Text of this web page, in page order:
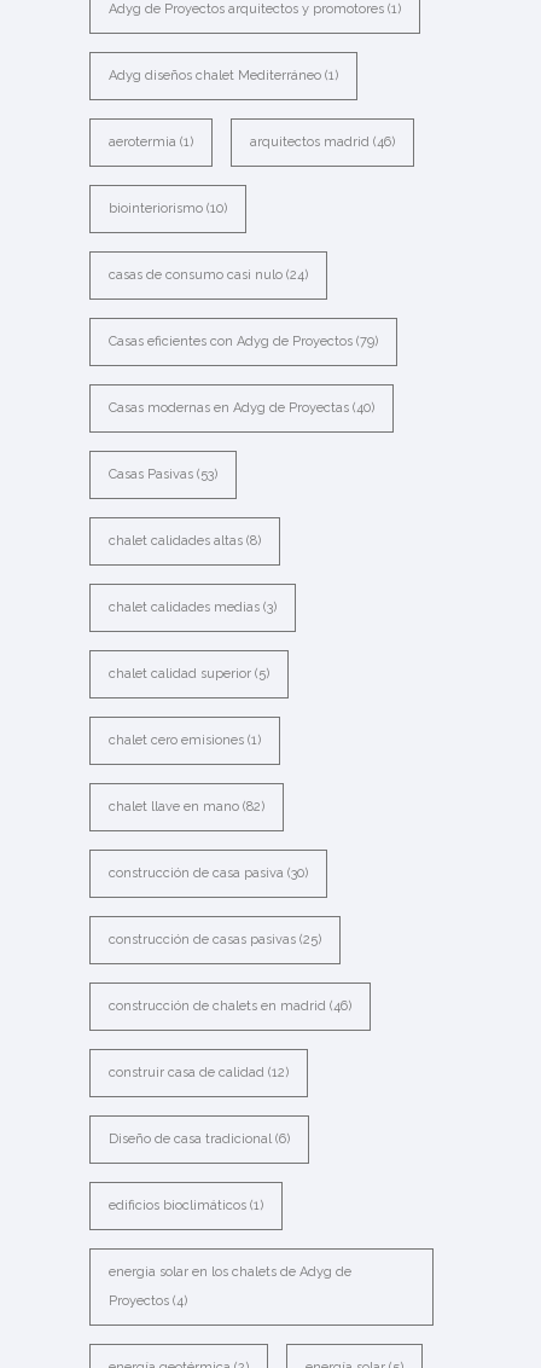
Adyg de Proyectos arquitectos y promotores (1)
Adyg diseños chalet Mediterráneo (1)
aerotermia (1) arquitectos madrid (46)
biointeriorismo (10)
casas de consumo casi nulo (24)
Casas eficientes con Adyg de Proyectos (79)
Casas modernas en Adyg de Proyectas (40)
Casas Pasivas (53)
chalet calidades altas (8)
chalet calidades medias (3)
chalet calidad superior (5)
chalet cero emisiones (1)
chalet llave en mano (82)
construcción de casa pasiva (30)
construcción de casas pasivas (25)
construcción de chalets en madrid (46)
construir casa de calidad (12)
Diseño de casa tradicional (6)
edificios bioclimáticos (1)
energia solar en los chalets de Adyg de
Proyectos (4)